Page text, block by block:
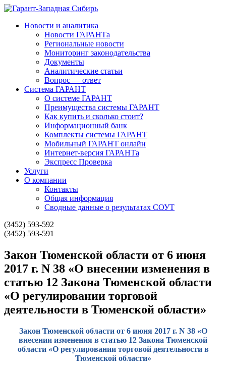
Новости и аналитика
Новости ГАРАНТа
Региональные новости
Мониторинг законодательства
Документы
Аналитические статьи
Вопрос — ответ
Система ГАРАНТ
О системе ГАРАНТ
Преимущества системы ГАРАНТ
Как купить и сколько стоит?
Информационный банк
Комплекты системы ГАРАНТ
Мобильный ГАРАНТ онлайн
Интернет-версия ГАРАНТа
Экспресс Проверка
Услуги
О компании
Контакты
Общая информация
Сводные данные о результатах СОУТ
(3452) 593-592
(3452) 593-591
Закон Тюменской области от 6 июня
2017 г. N 38 «О внесении изменения в
статью 12 Закона Тюменской области
«О регулировании торговой
деятельности в Тюменской области»
Закон Тюменской области от 6 июня 2017 г. N 38 «О
внесении изменения в статью 12 Закона Тюменской
области «О регулировании торговой деятельности в
Тюменской области»